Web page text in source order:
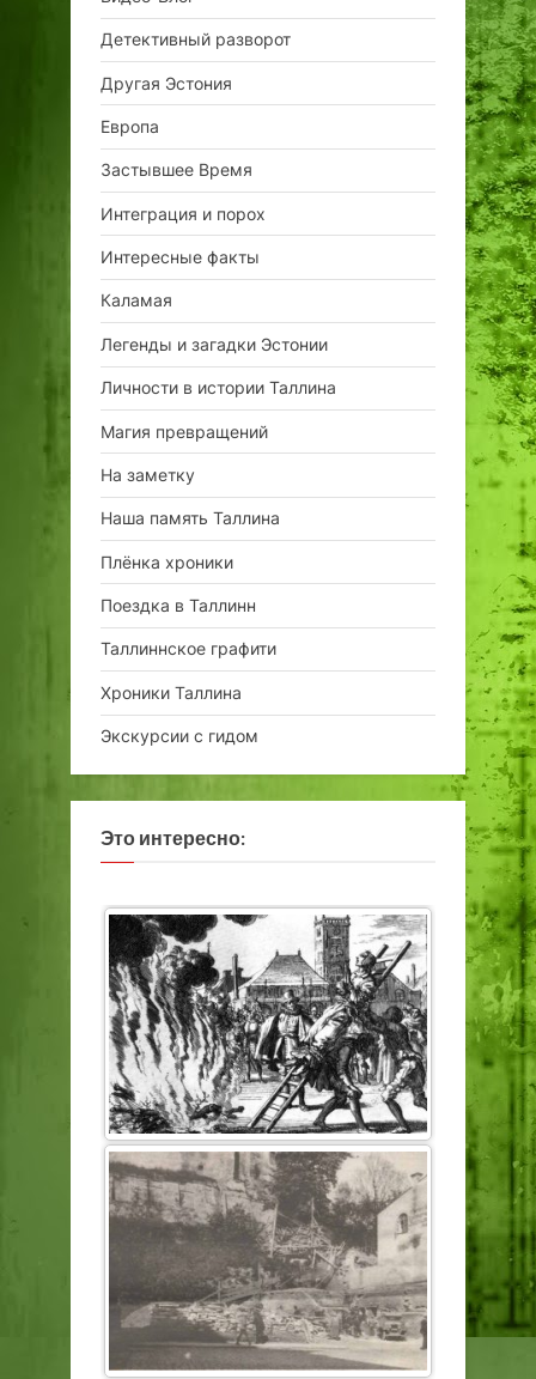
Детективный разворот
Другая Эстония
Европа
Застывшее Время
Интеграция и порох
Интересные факты
Каламая
Легенды и загадки Эстонии
Личности в истории Таллина
Магия превращений
На заметку
Наша память Таллина
Плёнка хроники
Поездка в Таллинн
Таллиннское графити
Хроники Таллина
Экскурсии с гидом
Это интересно: